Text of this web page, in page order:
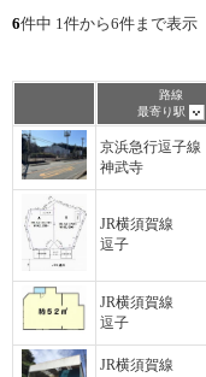
6件中 1件から6件まで表示
路線
最寄り駅
京浜急行逗子線
神武寺
JR横須賀線
逗子
JR横須賀線
逗子
JR横須賀線